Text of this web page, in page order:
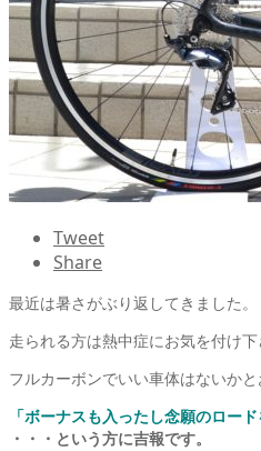
Tweet
Share
最近は暑さがぶり返してきました。
走られる方は熱中症にお気を付け下
フルカーボンでいい車体はないかと
「ボーナスも入ったし念願のロー
・・・という方に吉報です。